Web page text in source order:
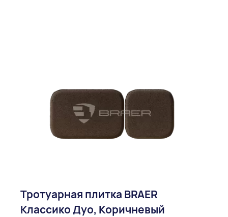
Тротуарная плитка BRAER
Классико Дуо, Коричневый